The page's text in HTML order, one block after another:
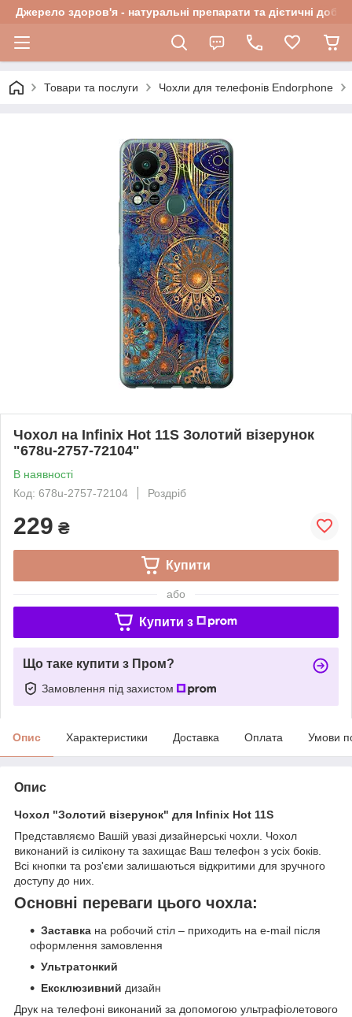
Джерело здоров'я - натуральні препарати та дієтичні
Товари та послуги Чохли для телефонів Endorphone
Чохол на Infinix Hot 11S Золотий візерунок
"678u-2757-72104"
В наявності
Код: 678u-2757-72104
Роздріб
229 ₴
Купити
або
Купити з
Що таке купити з Пром?
Замовлення під захистом
Опис Характеристики Доставка Оплата Умови
Опис
Чохол "Золотий візерунок" для Infinix Hot 11S
Представляємо Вашій увазі дизайнерські чохли. Чохол
виконаний із силікону та захищає Ваш телефон з усіх боків.
Всі кнопки та роз'єми залишаються відкритими для зручного
доступу до них.
Основні переваги цього чохла:
Заставка на робочий стіл – приходить на e-mail після
оформлення замовлення
Ультратонкий
Ексклюзивний дизайн
Друк на телефоні виконаний за допомогою ультрафіолетового